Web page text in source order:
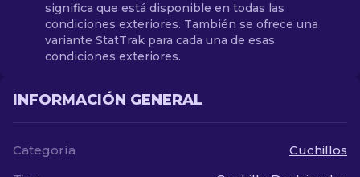
significa que está disponible en todas las
condiciones exteriores. También se ofrece una
variante StatTrak para cada una de esas
condiciones exteriores.
INFORMACIÓN GENERAL
Categoría
Cuchillos